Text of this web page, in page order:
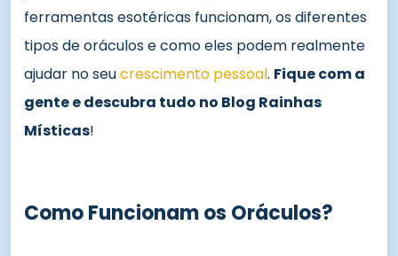
ferramentas esotéricas funcionam, os diferentes
tipos de oráculos e como eles podem realmente
ajudar no seucrescimento pessoal. Fique com a
gente e descubra tudo no Blog Rainhas
Místicas!
Como Funcionam os Oráculos?